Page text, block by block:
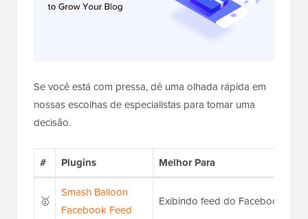
Se você está com pressa, dê uma olhada rápida em
nossas escolhas de especialistas para tomar uma
decisão.
# Plugins Melhor Para
🥇
Smash Balloon
Facebook Feed
Exibindo feed do Facebook em